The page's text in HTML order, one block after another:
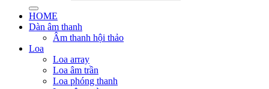
HOME
Dàn âm thanh
Âm thanh hội thảo
Loa
Loa array
Loa âm trần
Loa phóng thanh